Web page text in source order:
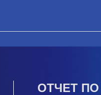
ОТЧЕТ